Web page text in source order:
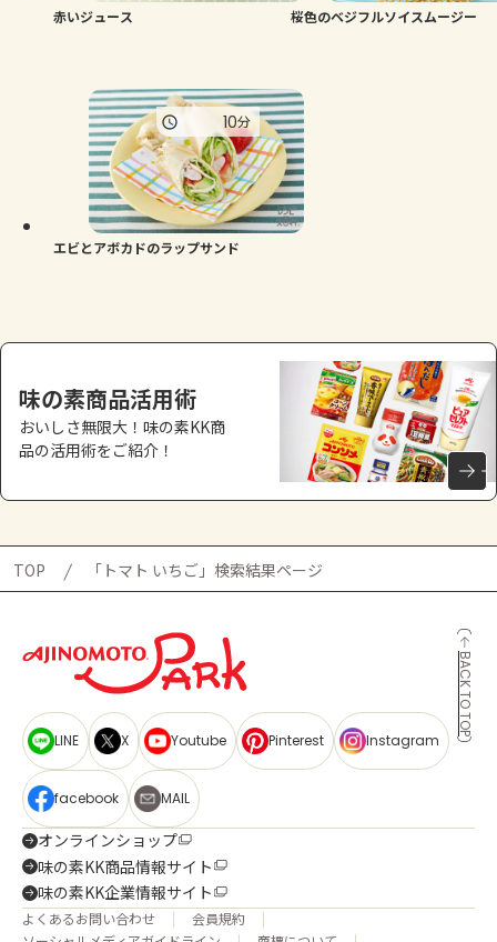
お買い物
赤いジュース 桜色のベジフルソイスムージー
エビとアボカドのラップサンド
10分
味の素商品活用術
おいしさ無限大！味の素KK商
品の活用術をご紹介！
TOP 「トマト いちご」検索結果ページ
BACK TO TOP
LINE X Youtube Pinterest Instagram
facebook MAIL
オンラインショップ
味の素KK商品情報サイト
味の素KK企業情報サイト
よくあるお問い合わせ
会員規約